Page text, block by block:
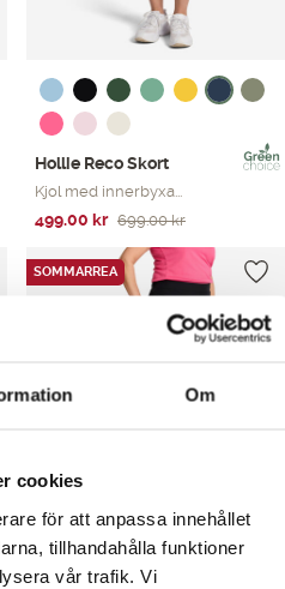
Om
cookies
för att anpassa innehållet
tillhandahålla funktioner
vår trafik. Vi
Hollie Reco Skort
Kjol med innerbyxa...
699.00kr
Det
ursprungliga
priset
499.00 kr
Det
priset
Simona Reco Skort
SOMMARREA